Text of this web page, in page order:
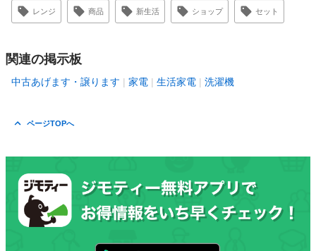
レンジ 商品 新生活 ショップ セット
関連の掲示板
中古あげます・譲ります 家電 生活家電 洗濯機
ページTOPへ